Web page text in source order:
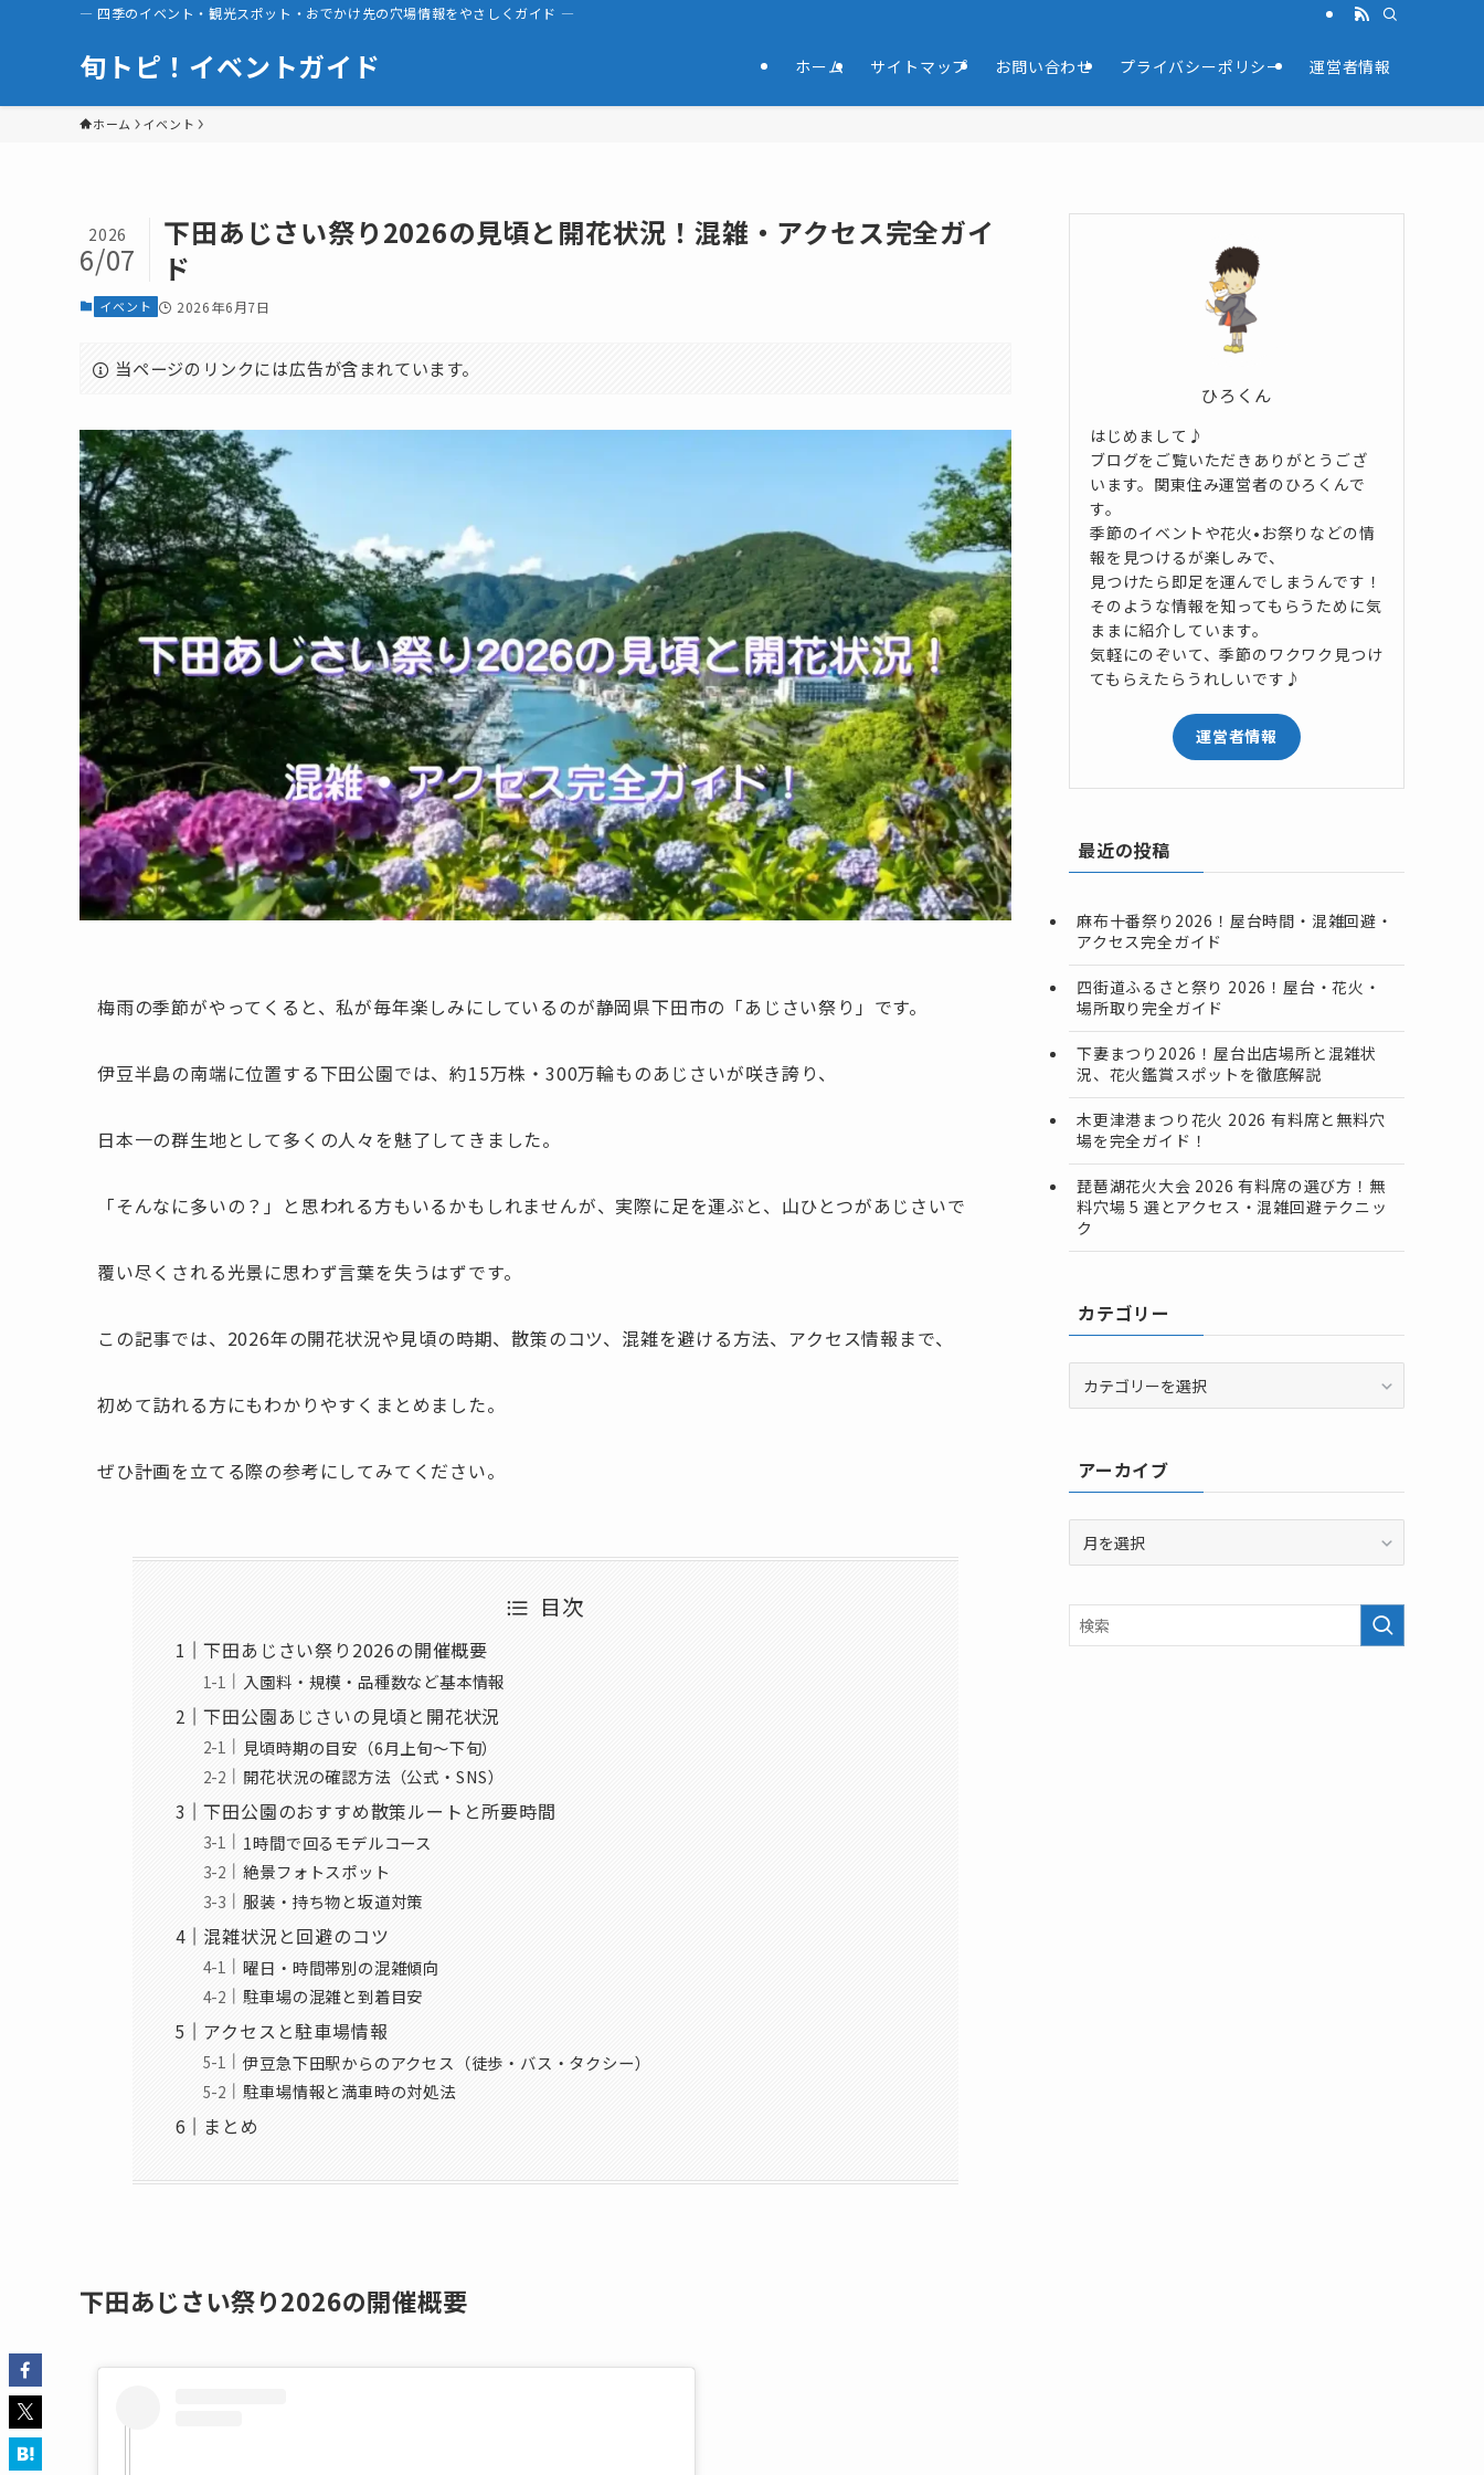
― 四季のイベント・観光スポット・おでかけ先の穴場情報をやさしくガイド ―
旬トピ！イベントガイド ホーム サイトマップ お問い合わせ プライバシーポリシー 運営者情報
ホーム イベント
下田あじさい祭り2026の見頃と開花状況！混雑・アクセス完全ガイ
ド
2026
6/07
イベント 2026年6月7日
当ページのリンクには広告が含まれています。
梅雨の季節がやってくると、私が毎年楽しみにしているのが静岡県下田市の「あじさい祭り」です。
伊豆半島の南端に位置する下田公園では、約15万株・300万輪ものあじさいが咲き誇り、
日本一の群生地として多くの人々を魅了してきました。
「そんなに多いの？」と思われる方もいるかもしれませんが、実際に足を運ぶと、山ひとつがあじさいで
覆い尽くされる光景に思わず言葉を失うはずです。
この記事では、2026年の開花状況や見頃の時期、散策のコツ、混雑を避ける方法、アクセス情報まで、
初めて訪れる方にもわかりやすくまとめました。
ぜひ計画を立てる際の参考にしてみてください。
目次
下田あじさい祭り2026の開催概要
入園料・規模・品種数など基本情報
下田公園あじさいの見頃と開花状況
見頃時期の目安（6月上旬〜下旬）
開花状況の確認方法（公式・SNS）
下田公園のおすすめ散策ルートと所要時間
1時間で回るモデルコース
絶景フォトスポット
服装・持ち物と坂道対策
混雑状況と回避のコツ
曜日・時間帯別の混雑傾向
駐車場の混雑と到着目安
アクセスと駐車場情報
伊豆急下田駅からのアクセス（徒歩・バス・タクシー）
駐車場情報と満車時の対処法
まとめ
下田あじさい祭り2026の開催概要
ひろくん
はじめまして♪
ブログをご覧いただきありがとうござ
います。関東住み運営者のひろくんで
す。
季節のイベントや花火•お祭りなどの情
報を見つけるが楽しみで、
見つけたら即足を運んでしまうんです！
そのような情報を知ってもらうために気
ままに紹介しています。
気軽にのぞいて、季節のワクワク見つけ
てもらえたらうれしいです♪
運営者情報
最近の投稿
麻布十番祭り2026！屋台時間・混雑回避・
アクセス完全ガイド
四街道ふるさと祭り 2026！屋台・花火・
場所取り完全ガイド
下妻まつり2026！屋台出店場所と混雑状
況、花火鑑賞スポットを徹底解説
木更津港まつり花火 2026 有料席と無料穴
場を完全ガイド！
琵琶湖花火大会 2026 有料席の選び方！無
料穴場 5 選とアクセス・混雑回避テクニッ
ク
カテゴリー
ーアーカイブ
ー
イ
ブ